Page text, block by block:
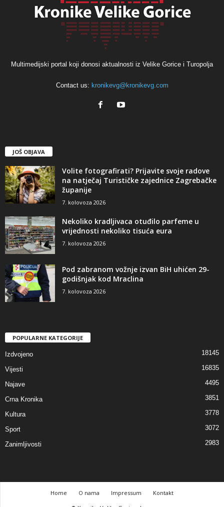
Multimedijski portal koji donosi aktualnosti iz Velike Gorice i Turopolja
Contact us: kronikevg@kronikevg.com
JOŠ OBJAVA
Volite fotografirati? Prijavite svoje radove
na natječaj Turističke zajednice Zagrebačke
županije
7. kolovoza 2026
Nekoliko kradljivaca otuđilo parfeme u
vrijednosti nekoliko tisuća eura
7. kolovoza 2026
Pod zabranom vožnje izvan BiH uhićen 29-
godišnjak kod Mraclina
7. kolovoza 2026
POPULARNE KATEGORIJE
Izdvojeno 18145
Vijesti 16835
Najave 4495
Crna Kronika 3851
Kultura 3778
Sport 3072
Zanimljivosti 2983
Home O nama Impressum
Kontakt